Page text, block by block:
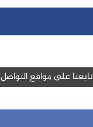
تابعنا على مواقع التواصل